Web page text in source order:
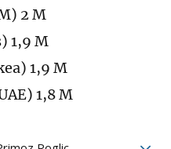
2 M
1,9 M
1,9 M
1,8 M